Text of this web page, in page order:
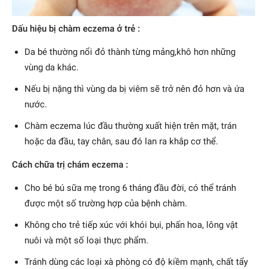
Dấu hiệu bị chàm eczema ở trẻ :
Da bé thường nổi đỏ thành từng mảng,khô hơn những
vùng da khác.
Nếu bị nặng thì vùng da bị viêm sẽ trở nên đỏ hơn và ứa
nước.
Chàm eczema lúc đầu thường xuất hiện trên mặt, trán
hoặc da đầu, tay chân, sau đó lan ra khắp cơ thể.
Cách chữa trị chám eczema :
Cho bé bú sữa mẹ trong 6 tháng đầu đời, có thể tránh
được một số trường hợp của bệnh chàm.
Không cho trẻ tiếp xúc với khói bụi, phấn hoa, lông vật
nuôi và một số loại thực phẩm.
Tránh dùng các loại xà phòng có độ kiềm mạnh, chất tẩy